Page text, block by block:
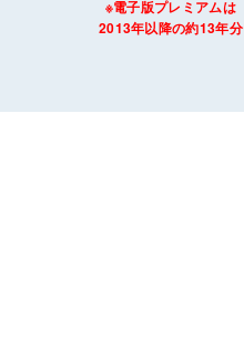
※電子版プレミアムは
2013年以降の約13年分